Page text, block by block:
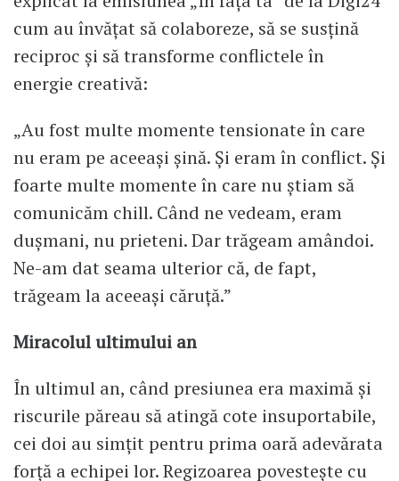
cum au învățat să colaboreze, să se susțină
reciproc și să transforme conflictele în
energie creativă:
„Au fost multe momente tensionate în care
nu eram pe aceeași șină. Și eram în conflict. Și
foarte multe momente în care nu știam să
comunicăm chill. Când ne vedeam, eram
dușmani, nu prieteni. Dar trăgeam amândoi.
Ne-am dat seama ulterior că, de fapt,
trăgeam la aceeași căruță.”
Miracolul ultimului an
În ultimul an, când presiunea era maximă și
riscurile păreau să atingă cote insuportabile,
cei doi au simțit pentru prima oară adevărata
forță a echipei lor. Regizoarea povestește cu